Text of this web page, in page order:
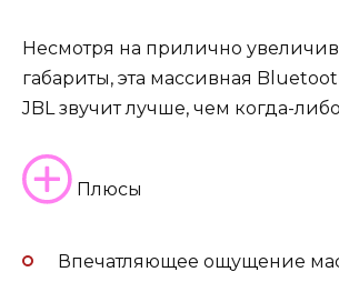
Несмотря на прилично
габариты, эта массивная
JBL звучит лучше, чем когда-
Плюсы
Впечатляющее ощущение